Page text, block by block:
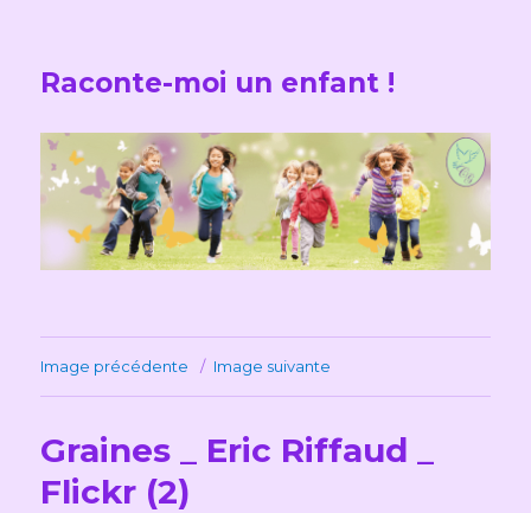
Raconte-moi un enfant !
Image précédente Image suivante
Graines _ Eric Riffaud _
Flickr (2)